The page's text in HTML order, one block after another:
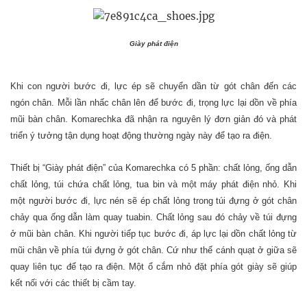
Giày phát điện
Khi con người bước đi, lực ép sẽ chuyển dần từ gót chân đến các
ngón chân. Mỗi lần nhấc chân lên để bước đi, trọng lực lại dồn về phía
mũi bàn chân. Komarechka đã nhận ra nguyên lý đơn giản đó và phát
triển ý tưởng tận dụng hoạt động thường ngày này để tạo ra điện.
Thiết bị “Giày phát điện” của Komarechka có 5 phần: chất lỏng, ống dẫn
chất lỏng, túi chứa chất lỏng, tua bin và một máy phát điện nhỏ. Khi
một người bước đi, lực nén sẽ ép chất lỏng trong túi đựng ở gót chân
chảy qua ống dẫn làm quay tuabin. Chất lỏng sau đó chảy về túi đựng
ở mũi bàn chân. Khi người tiếp tục bước đi, áp lực lại dồn chất lỏng từ
mũi chân về phía túi đựng ở gót chân. Cứ như thế cánh quạt ở giữa sẽ
quay liên tục để tạo ra điện. Một ổ cắm nhỏ đặt phía gót giày sẽ giúp
kết nối với các thiết bị cầm tay.